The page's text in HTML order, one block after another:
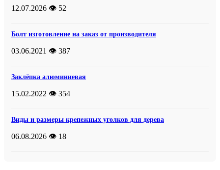
12.07.2026 👁️ 52
Болт изготовление на заказ от производителя
03.06.2021 👁️ 387
Заклёпка алюминиевая
15.02.2022 👁️ 354
Виды и размеры крепежных уголков для дерева
06.08.2026 👁️ 18